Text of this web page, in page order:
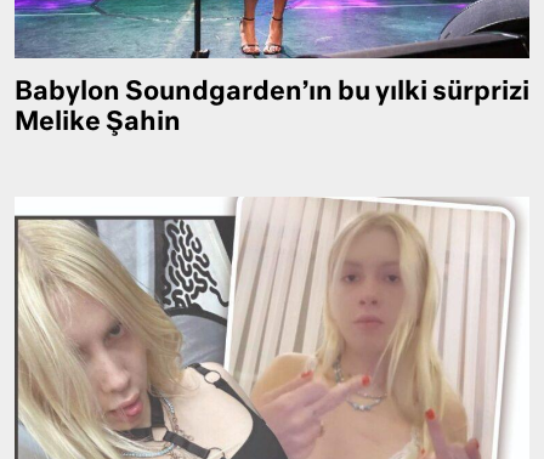
Babylon Soundgarden’ın bu yılki sürprizi
Melike Şahin